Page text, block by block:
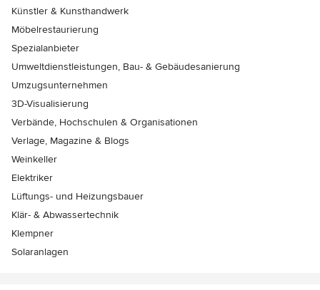
Künstler & Kunsthandwerk
Möbelrestaurierung
Spezialanbieter
Umweltdienstleistungen, Bau- & Gebäudesanierung
Umzugsunternehmen
3D-Visualisierung
Verbände, Hochschulen & Organisationen
Verlage, Magazine & Blogs
Weinkeller
Elektriker
Lüftungs- und Heizungsbauer
Klär- & Abwassertechnik
Klempner
Solaranlagen